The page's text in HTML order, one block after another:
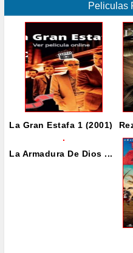
Peliculas
La Gran Estafa 1 (2001)
La Armadura De Dios ...